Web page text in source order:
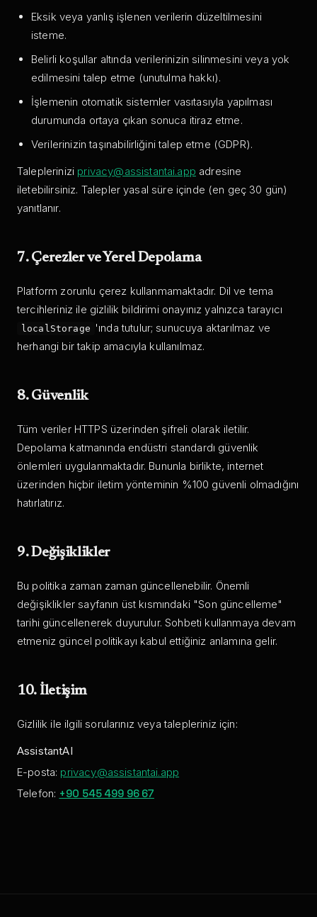
Eksik veya yanlış işlenen verilerin düzeltilmesini
isteme.
Belirli koşullar altında verilerinizin silinmesini veya yok
edilmesini talep etme (unutulma hakkı).
İşlemenin otomatik sistemler vasıtasıyla yapılması
durumunda ortaya çıkan sonuca itiraz etme.
Verilerinizin taşınabilirliğini talep etme (GDPR).
Taleplerinizi privacy@assistantai.app adresine
iletebilirsiniz. Talepler yasal süre içinde (en geç 30 gün)
yanıtlanır.
7. Çerezler ve Yerel Depolama
Platform zorunlu çerez kullanmamaktadır. Dil ve tema
tercihleriniz ile gizlilik bildirimi onayınız yalnızca tarayıcı
localStorage 'ında tutulur; sunucuya aktarılmaz ve
herhangi bir takip amacıyla kullanılmaz.
8. Güvenlik
Tüm veriler HTTPS üzerinden şifreli olarak iletilir.
Depolama katmanında endüstri standardı güvenlik
önlemleri uygulanmaktadır. Bununla birlikte, internet
üzerinden hiçbir iletim yönteminin %100 güvenli olmadığını
hatırlatırız.
9. Değişiklikler
Bu politika zaman zaman güncellenebilir. Önemli
değişiklikler sayfanın üst kısmındaki "Son güncelleme"
tarihi güncellenerek duyurulur. Sohbeti kullanmaya devam
etmeniz güncel politikayı kabul ettiğiniz anlamına gelir.
10. İletişim
Gizlilik ile ilgili sorularınız veya talepleriniz için:
AssistantAI
E-posta: privacy@assistantai.app
Telefon: +90 545 499 96 67